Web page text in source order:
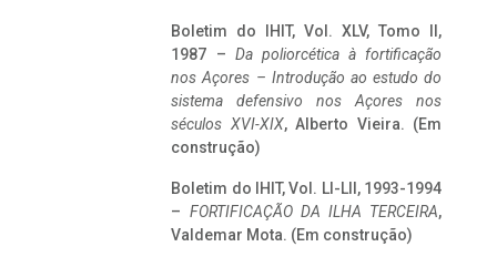
Boletim do IHIT, Vol. XLV, Tomo II,
1987 – Da poliorcética à fortificação
nos Açores – Introdução ao estudo do
sistema defensivo nos Açores nos
séculos XVI-XIX, Alberto Vieira. (Em
construção)
Boletim do IHIT, Vol. LI-LII, 1993-1994
– FORTIFICAÇÃO DA ILHA TERCEIRA,
Valdemar Mota. (Em construção)